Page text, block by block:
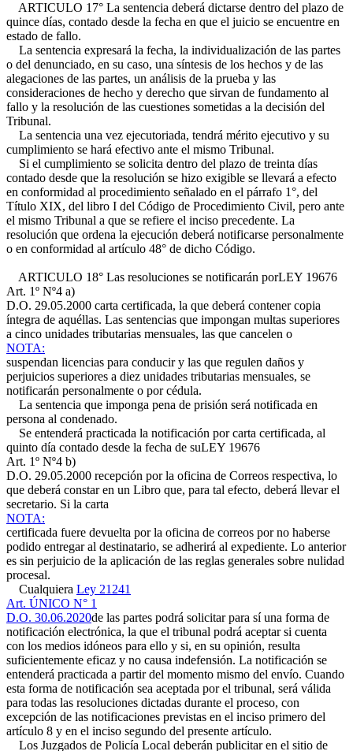
ARTICULO 17° La sentencia deberá dictarse dentro del plazo de
quince días, contado desde la fecha en que el juicio se encuentre en
estado de fallo.
La sentencia expresará la fecha, la individualización de las partes
o del denunciado, en su caso, una síntesis de los hechos y de las
alegaciones de las partes, un análisis de la prueba y las
consideraciones de hecho y derecho que sirvan de fundamento al
fallo y la resolución de las cuestiones sometidas a la decisión del
Tribunal.
La sentencia una vez ejecutoriada, tendrá mérito ejecutivo y su
cumplimiento se hará efectivo ante el mismo Tribunal.
Si el cumplimiento se solicita dentro del plazo de treinta días
contado desde que la resolución se hizo exigible se llevará a efecto
en conformidad al procedimiento señalado en el párrafo 1°, del
Título XIX, del libro I del Código de Procedimiento Civil, pero ante
el mismo Tribunal a que se refiere el inciso precedente. La
resolución que ordena la ejecución deberá notificarse personalmente
o en conformidad al artículo 48° de dicho Código.
ARTICULO 18° Las resoluciones se notificarán porLEY 19676
Art. 1º Nº4 a)
D.O. 29.05.2000 carta certificada, la que deberá contener copia
íntegra de aquéllas. Las sentencias que impongan multas superiores
a cinco unidades tributarias mensuales, las que cancelen o
NOTA:
suspendan licencias para conducir y las que regulen daños y
perjuicios superiores a diez unidades tributarias mensuales, se
notificarán personalmente o por cédula.
La sentencia que imponga pena de prisión será notificada en
persona al condenado.
Se entenderá practicada la notificación por carta certificada, al
quinto día contado desde la fecha de suLEY 19676
Art. 1º Nº4 b)
D.O. 29.05.2000 recepción por la oficina de Correos respectiva, lo
que deberá constar en un Libro que, para tal efecto, deberá llevar el
secretario. Si la carta
NOTA:
certificada fuere devuelta por la oficina de correos por no haberse
podido entregar al destinatario, se adherirá al expediente. Lo anterior
es sin perjuicio de la aplicación de las reglas generales sobre nulidad
procesal.
Cualquiera Ley 21241
Art. ÚNICO N° 1
D.O. 30.06.2020de las partes podrá solicitar para sí una forma de
notificación electrónica, la que el tribunal podrá aceptar si cuenta
con los medios idóneos para ello y si, en su opinión, resulta
suficientemente eficaz y no causa indefensión. La notificación se
entenderá practicada a partir del momento mismo del envío. Cuando
esta forma de notificación sea aceptada por el tribunal, será válida
para todas las resoluciones dictadas durante el proceso, con
excepción de las notificaciones previstas en el inciso primero del
artículo 8 y en el inciso segundo del presente artículo.
Los Juzgados de Policía Local deberán publicitar en el sitio de